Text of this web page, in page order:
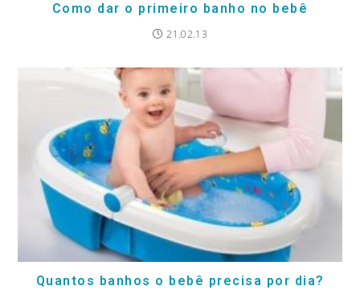
Como dar o primeiro banho no bebê
21.02.13
Quantos banhos o bebê precisa por dia?